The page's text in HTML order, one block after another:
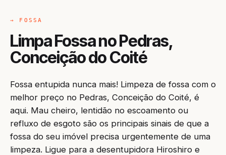
→ FOSSA
Limpa Fossa no Pedras,
Conceição do Coité
Fossa entupida nunca mais! Limpeza de fossa com o
melhor preço no Pedras, Conceição do Coité, é
aqui. Mau cheiro, lentidão no escoamento ou
refluxo de esgoto são os principais sinais de que a
fossa do seu imóvel precisa urgentemente de uma
limpeza. Ligue para a desentupidora Hiroshiro e